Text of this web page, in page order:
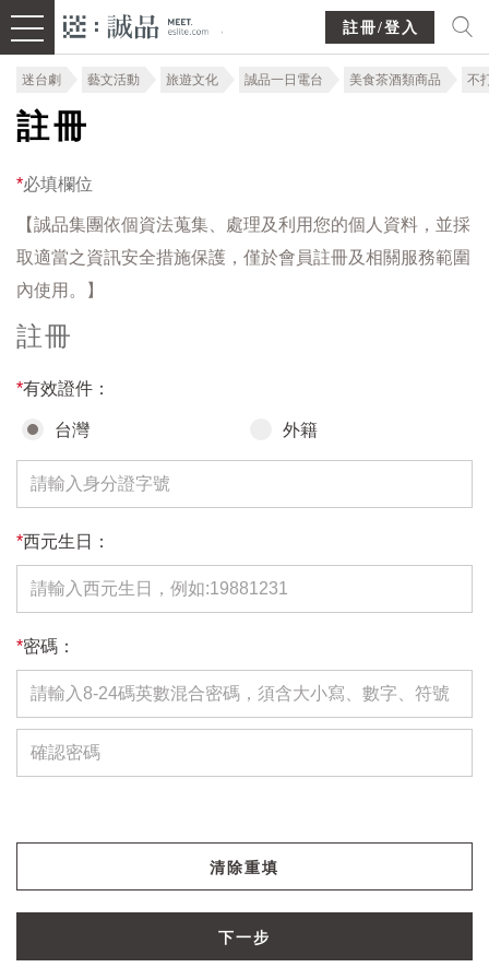
註冊/登入
迷台劇 藝文活動 旅遊文化 誠品一日電台 美食茶酒類商品 不
註冊
*必填欄位
【誠品集團依個資法蒐集、處理及利用您的個人資料，並採
取適當之資訊安全措施保護，僅於會員註冊及相關服務範圍
內使用。】
註冊
*有效證件：
台灣 外籍
*西元生日：
*密碼：